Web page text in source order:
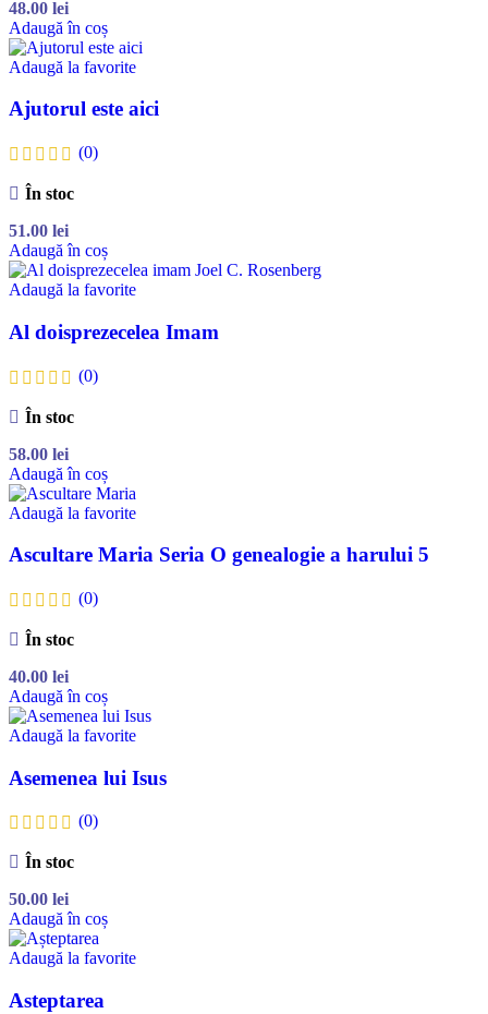
48.00 lei
Adaugă în coș
Adaugă la favorite
Ajutorul este aici
(0)
În stoc
51.00 lei
Adaugă în coș
Adaugă la favorite
Al doisprezecelea Imam
(0)
În stoc
58.00 lei
Adaugă în coș
Adaugă la favorite
Ascultare Maria Seria O genealogie a harului 5
(0)
În stoc
40.00 lei
Adaugă în coș
Adaugă la favorite
Asemenea lui Isus
(0)
În stoc
50.00 lei
Adaugă în coș
Adaugă la favorite
Asteptarea